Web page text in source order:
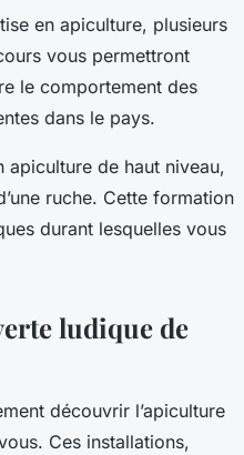
en apiculture, plusieurs
vous permettront
le comportement des
dans le pays.
apiculture de haut niveau,
ruche. Cette formation
durant lesquelles vous
ludique de
découvrir l’apiculture
Ces installations,